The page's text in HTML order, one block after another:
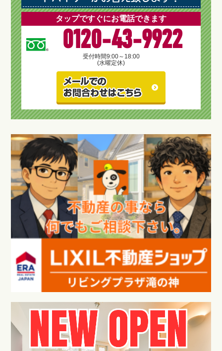
タップですぐにお電話できます
0120-43-9922
受付時間9:00～18:00
(水曜定休)